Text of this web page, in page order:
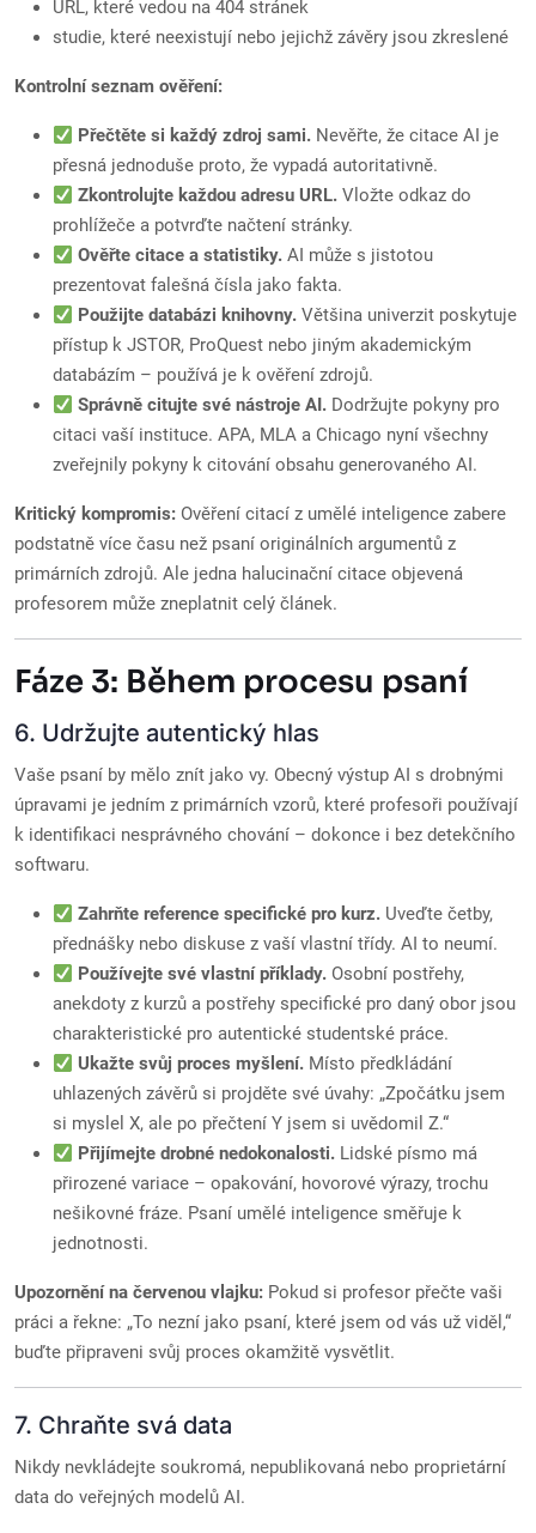
URL, které vedou na 404 stránek
studie, které neexistují nebo jejichž závěry jsou zkreslené
Kontrolní seznam ověření:
Přečtěte si každý zdroj sami. Nevěřte, že citace AI je
přesná jednoduše proto, že vypadá autoritativně.
Zkontrolujte každou adresu URL. Vložte odkaz do
prohlížeče a potvrďte načtení stránky.
Ověřte citace a statistiky. AI může s jistotou
prezentovat falešná čísla jako fakta.
Použijte databázi knihovny. Většina univerzit poskytuje
přístup k JSTOR, ProQuest nebo jiným akademickým
databázím – používá je k ověření zdrojů.
Správně citujte své nástroje AI. Dodržujte pokyny pro
citaci vaší instituce. APA, MLA a Chicago nyní všechny
zveřejnily pokyny k citování obsahu generovaného AI.
Kritický kompromis: Ověření citací z umělé inteligence zabere
podstatně více času než psaní originálních argumentů z
primárních zdrojů. Ale jedna halucinační citace objevená
profesorem může zneplatnit celý článek.
Fáze 3: Během procesu psaní
6. Udržujte autentický hlas
Vaše psaní by mělo znít jako vy. Obecný výstup AI s drobnými
úpravami je jedním z primárních vzorů, které profesoři používají
k identifikaci nesprávného chování – dokonce i bez detekčního
softwaru.
Zahrňte reference specifické pro kurz. Uveďte četby,
přednášky nebo diskuse z vaší vlastní třídy. AI to neumí.
Používejte své vlastní příklady. Osobní postřehy,
anekdoty z kurzů a postřehy specifické pro daný obor jsou
charakteristické pro autentické studentské práce.
Ukažte svůj proces myšlení. Místo předkládání
uhlazených závěrů si projděte své úvahy: „Zpočátku jsem
si myslel X, ale po přečtení Y jsem si uvědomil Z.“
Přijímejte drobné nedokonalosti. Lidské písmo má
přirozené variace – opakování, hovorové výrazy, trochu
nešikovné fráze. Psaní umělé inteligence směřuje k
jednotnosti.
Upozornění na červenou vlajku: Pokud si profesor přečte vaši
práci a řekne: „To nezní jako psaní, které jsem od vás už viděl,“
buďte připraveni svůj proces okamžitě vysvětlit.
7. Chraňte svá data
Nikdy nevkládejte soukromá, nepublikovaná nebo proprietární
data do veřejných modelů AI.